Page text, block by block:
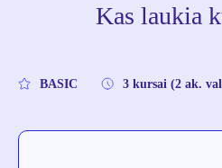
Kas laukia
BASIC 3 kursai (2 ak.